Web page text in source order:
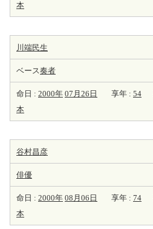
本
川端民生
ベース奏者
命日 : 2000年 07月26日 享年 : 54
本
谷村昌彦
俳優
命日 : 2000年 08月06日 享年 : 74
本